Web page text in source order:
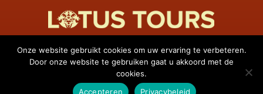
© 2026 Lotus Tours Nederland
Onze website gebruikt cookies om uw ervaring te verbeteren.
Door onze website te gebruiken gaat u akkoord met de
cookies.
Accepteren
Privacybeleid